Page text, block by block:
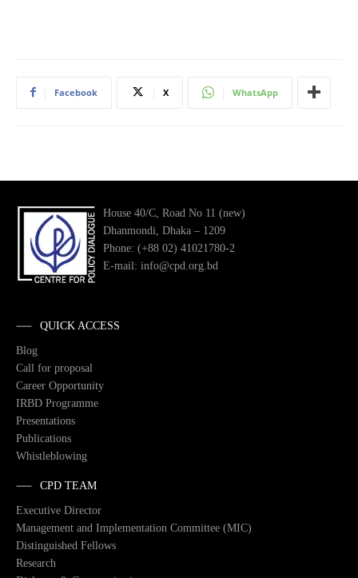
Facebook X WhatsApp
House 40/C, Road No 11 (new)
Dhanmondi, Dhaka – 1209
Phone: (+88 02) 41021780-2
E-mail: info@cpd.org.bd
QUICK ACCESS
Blog
Call for proposal
Career Opportunity
IRBD Programme
Presentations
Publications
Whistleblowing
CPD TEAM
Executive Director
Management and Implementation Committee (MIC)
Distinguished Fellows
Research